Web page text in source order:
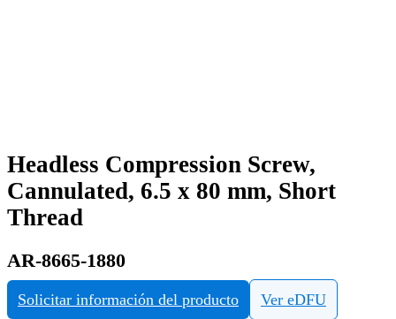
Headless Compression Screw,
Cannulated, 6.5 x 80 mm, Short
Thread
AR-8665-1880
Solicitar información del producto Ver eDFU